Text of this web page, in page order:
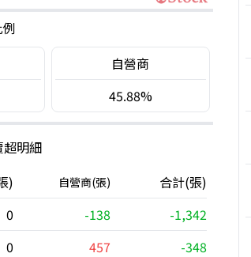
自營商
45.88%
明細
) 自營商(張)
合計(張)
0 -138
-1,342
0 457
-348